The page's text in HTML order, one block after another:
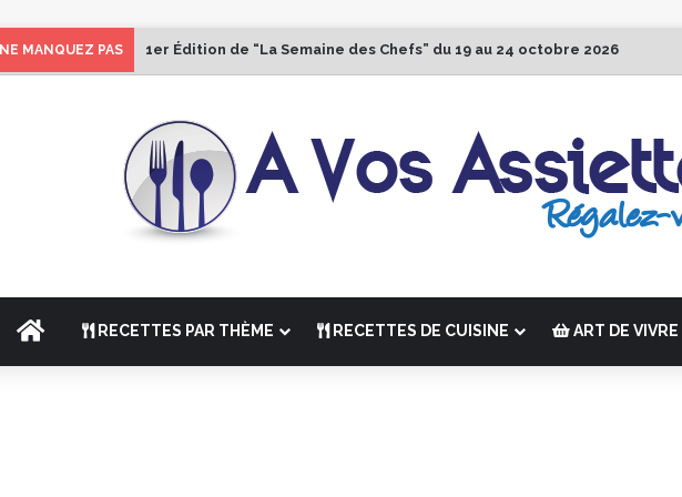
NE MANQUEZ PAS 1er Édition de “La Semaine des Chefs” du 19 au 24 octobre 2026
ACCUEILRECETTES PAR THÈME RECETTES DE CUISINE ART DE VIVRE